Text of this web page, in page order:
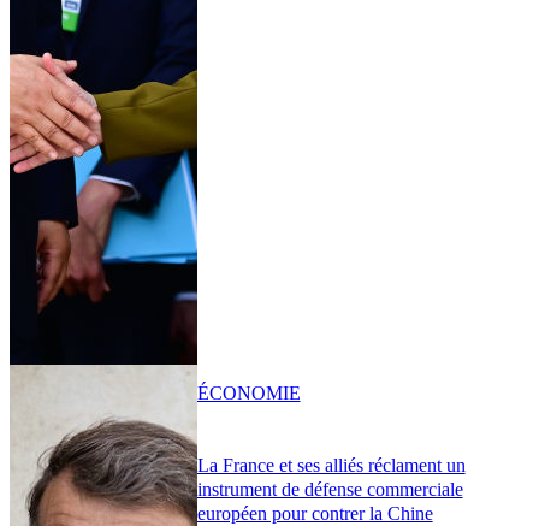
La France et ses alliés réclament un
instrument de défense commerciale
européen pour contrer la Chine
ÉCONOMIE